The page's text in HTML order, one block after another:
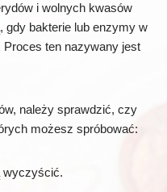
i wolnych kwasów
gdy bakterie lub enzymy w
Proces ten nazywany jest
należy sprawdzić, czy
możesz spróbować:
wyczyścić.